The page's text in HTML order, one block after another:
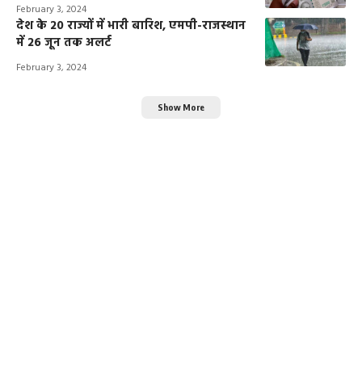
February 3, 2024
देश के 20 राज्यों में भारी बारिश, एमपी-राजस्थान
में 26 जून तक अलर्ट
February 3, 2024
Show More